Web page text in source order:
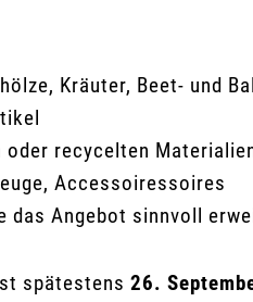
Kräuter, Beet- und
recycelten
Accessoiressoires
das Angebot sinnvoll
spätestens 26.